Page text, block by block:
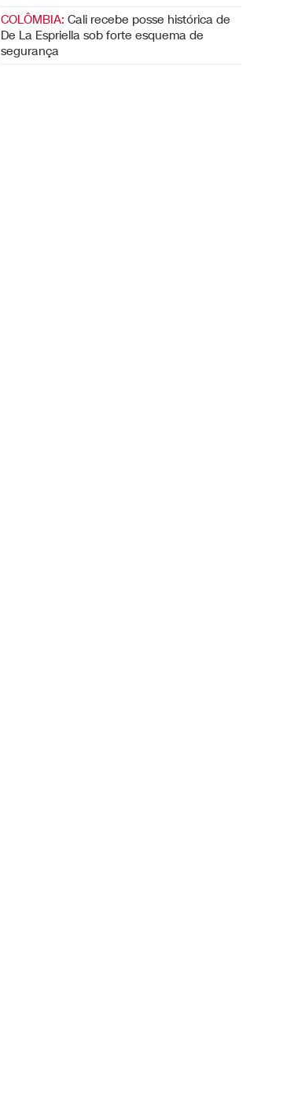
COLÔMBIA: Cali recebe posse histórica de
De La Espriella sob forte esquema de
segurança